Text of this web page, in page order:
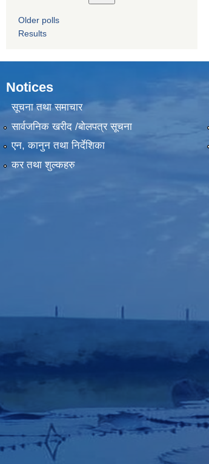
Older polls
Results
Notices
सूचना तथा समाचार
सार्वजनिक खरीद /बोलपत्र सूचना
एन, कानुन तथा निर्देशिका
कर तथा शुल्कहरु